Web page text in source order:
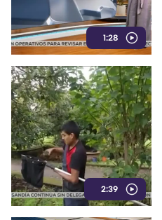
1:28
2:39